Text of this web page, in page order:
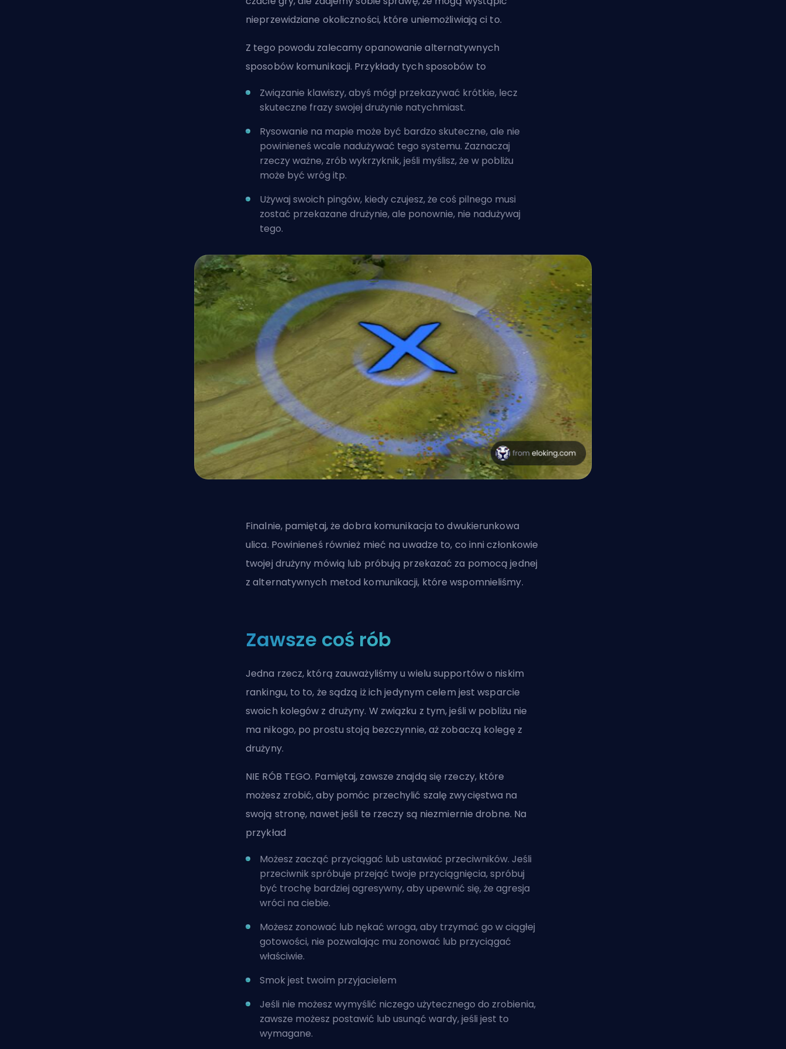
nieprzewidziane okoliczności, które uniemożliwiają ci to.
Z tego powodu zalecamy opanowanie alternatywnych
sposobów komunikacji. Przykłady tych sposobów to
Związanie klawiszy, abyś mógł przekazywać krótkie, lecz
skuteczne frazy swojej drużynie natychmiast.
Rysowanie na mapie może być bardzo skuteczne, ale nie
powinieneś wcale nadużywać tego systemu. Zaznaczaj
rzeczy ważne, zrób wykrzyknik, jeśli myślisz, że w pobliżu
może być wróg itp.
Używaj swoich pingów, kiedy czujesz, że coś pilnego musi
zostać przekazane drużynie, ale ponownie, nie nadużywaj
tego.
Finalnie, pamiętaj, że dobra komunikacja to dwukierunkowa
ulica. Powinieneś również mieć na uwadze to, co inni członkowie
twojej drużyny mówią lub próbują przekazać za pomocą jednej
z alternatywnych metod komunikacji, które wspomnieliśmy.
Zawsze coś rób
Jedna rzecz, którą zauważyliśmy u wielu supportów o niskim
rankingu, to to, że sądzą iż ich jedynym celem jest wsparcie
swoich kolegów z drużyny. W związku z tym, jeśli w pobliżu nie
ma nikogo, po prostu stoją bezczynnie, aż zobaczą kolegę z
drużyny.
NIE RÓB TEGO. Pamiętaj, zawsze znajdą się rzeczy, które
możesz zrobić, aby pomóc przechylić szalę zwycięstwa na
swoją stronę, nawet jeśli te rzeczy są niezmiernie drobne. Na
przykład
Możesz zacząć przyciągać lub ustawiać przeciwników. Jeśli
przeciwnik spróbuje przejąć twoje przyciągnięcia, spróbuj
być trochę bardziej agresywny, aby upewnić się, że agresja
wróci na ciebie.
Możesz zonować lub nękać wroga, aby trzymać go w ciągłej
gotowości, nie pozwalając mu zonować lub przyciągać
właściwie.
Smok jest twoim przyjacielem
Jeśli nie możesz wymyślić niczego użytecznego do zrobienia,
zawsze możesz postawić lub usunąć wardy, jeśli jest to
wymagane.